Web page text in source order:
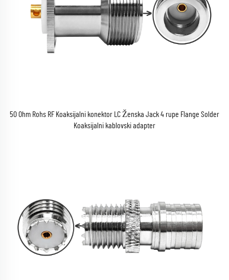
50 Ohm Rohs RF Koaksijalni konektor LC Ženska Jack 4 rupe Flange Solder
Koaksijalni kablovski adapter